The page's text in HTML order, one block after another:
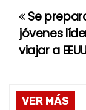
N
a
e
Se
jóvenes
viajar a
VER MÁS